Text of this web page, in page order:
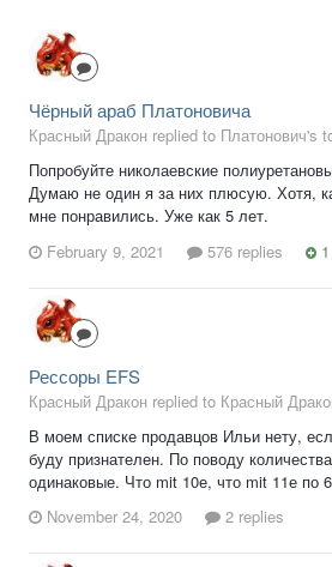
Чёрный араб Платоновича
Красный Дракон replied to Платонович's
Попробуйте николаевские
Думаю не один я за них плюсую. Хотя,
мне понравились. Уже как 5 лет.
February 9, 2021
576 replies 1
Рессоры EFS
Красный Дракон replied to Красный
В моем списке продавцов Ильи нету,
буду признателен. По поводу
одинаковые. Что mit 10е, что mit 11е по
November 24, 2020
2 replies